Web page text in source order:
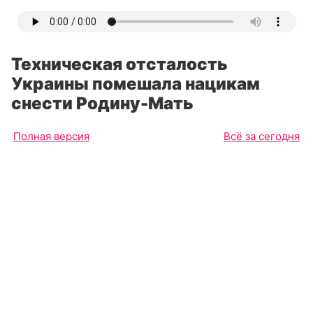
Техническая отсталость
Украины помешала нацикам
снести Родину-Мать
Полная версия Всё за сегодня